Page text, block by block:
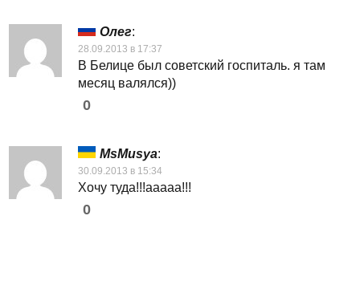
Олег:
28.09.2013 в 17:37
В Белице был советский госпиталь. я там
месяц валялся))
0
MsMusya:
30.09.2013 в 15:34
Хочу туда!!!ааааа!!!
0